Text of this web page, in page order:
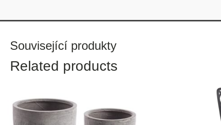
Související produkty
Related products